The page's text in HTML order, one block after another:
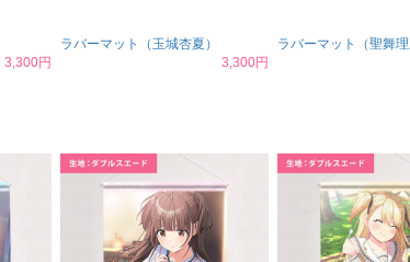
3,300円
ラバーマット（玉城杏夏）
3,300円
ラバーマット（聖舞理